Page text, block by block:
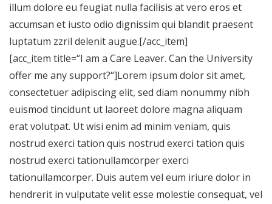
illum dolore eu feugiat nulla facilisis at vero eros et
accumsan et iusto odio dignissim qui blandit praesent
luptatum zzril delenit augue.[/acc_item]
[acc_item title=“I am a Care Leaver. Can the University
offer me any support?“]Lorem ipsum dolor sit amet,
consectetuer adipiscing elit, sed diam nonummy nibh
euismod tincidunt ut laoreet dolore magna aliquam
erat volutpat. Ut wisi enim ad minim veniam, quis
nostrud exerci tation quis nostrud exerci tation quis
nostrud exerci tationullamcorper exerci
tationullamcorper. Duis autem vel eum iriure dolor in
hendrerit in vulputate velit esse molestie consequat, vel